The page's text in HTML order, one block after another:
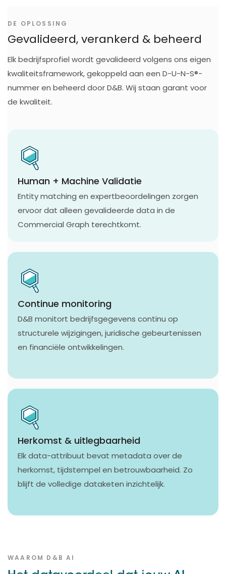
DE OPLOSSING
Gevalideerd, verankerd & beheerd
Elk bedrijfsprofiel wordt gevalideerd volgens ons eigen
kwaliteitsframework, gekoppeld aan een D-U-N-S®-
nummer en beheerd door D&B. Wij staan garant voor
de kwaliteit.
Human + Machine Validatie
Entity matching en expertbeoordelingen zorgen
ervoor dat alleen gevalideerde data in de
Commercial Graph terechtkomt.
Continue monitoring
D&B monitort bedrijfsgegevens continu op
structurele wijzigingen, juridische gebeurtenissen
en financiële ontwikkelingen.
Herkomst & uitlegbaarheid
Elk data-attribuut bevat metadata over de
herkomst, tijdstempel en betrouwbaarheid. Zo
blijft de volledige dataketen inzichtelijk.
WAAROM D&B AI